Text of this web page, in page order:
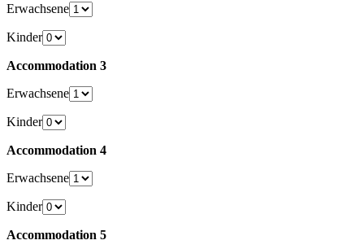
Erwachsene
Kinder
Accommodation 3
Erwachsene
Kinder
Accommodation 4
Erwachsene
Kinder
Accommodation 5